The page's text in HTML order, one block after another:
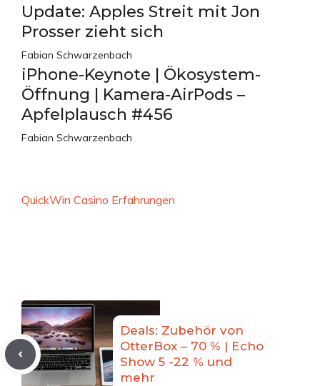
Update: Apples Streit mit Jon
Prosser zieht sich
Fabian Schwarzenbach
iPhone-Keynote | Ökosystem-
Öffnung | Kamera-AirPods –
Apfelplausch #456
Fabian Schwarzenbach
QuickWin Casino Erfahrungen
Deals: Zubehör von
OtterBox – 70 % | Echo
Show 5 -22 % und
mehr